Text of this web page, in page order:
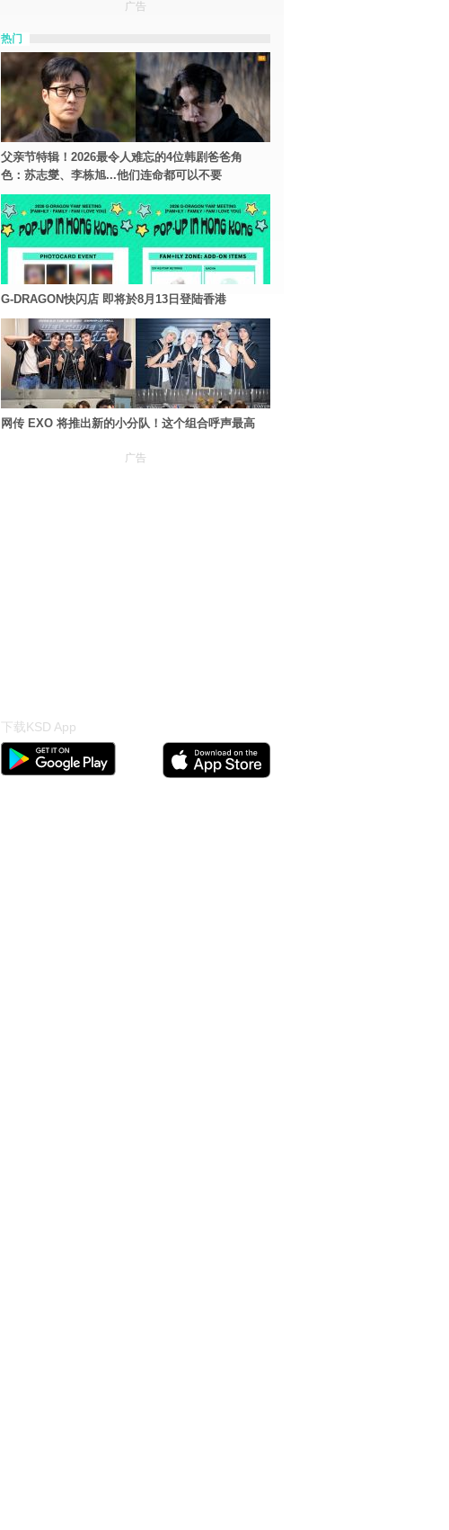
广告
热门
父亲节特辑！2026最令人难忘的4位韩剧爸爸角
色：苏志燮、李栋旭...他们连命都可以不要
G-DRAGON快闪店 即将於8月13日登陆香港
网传 EXO 将推出新的小分队！这个组合呼声最高
广告
下载KSD App